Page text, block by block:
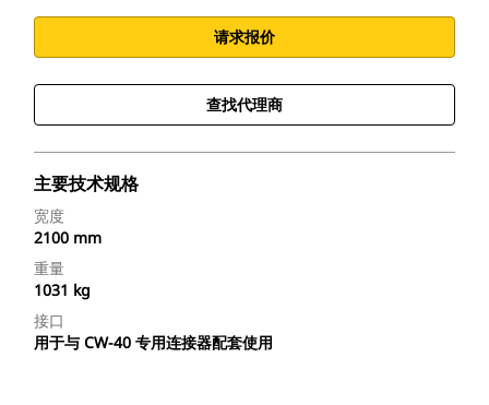
请求报价
查找代理商
主要技术规格
宽度
2100 mm
重量
1031 kg
接口
用于与 CW-40 专用连接器配套使用